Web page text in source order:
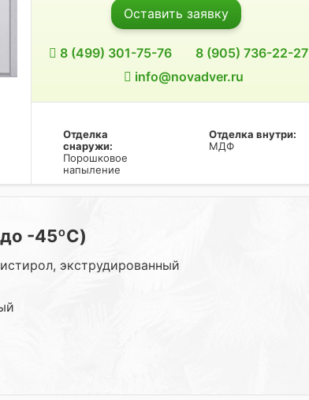
Оставить заявку
8 (499) 301-75-76
8 (905) 736-22-27
info@novadver.ru
Отделка
снаружи:
Порошковое
напыление
Отделка внутри:
МДФ
-45ºC)
экструдированный